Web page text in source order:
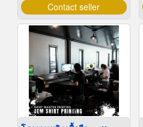
Contact seller